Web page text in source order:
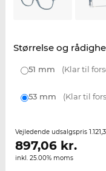
Størrelse og
51 mm (Klar til
53 mm (Klar til
Vejledende udsalgspris
897,06kr.
inkl. 25.00% moms